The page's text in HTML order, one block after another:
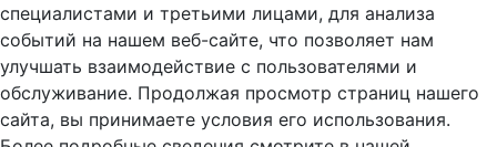
специалистами и третьими лицами, для анализа
событий на нашем веб-сайте, что позволяет нам
улучшать взаимодействие с пользователями и
обслуживание. Продолжая просмотр страниц нашего
сайта, вы принимаете условия его использования.